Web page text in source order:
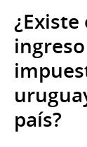
país?